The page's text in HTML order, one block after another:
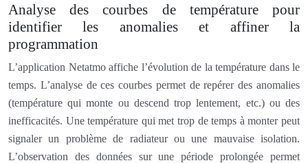
Analyse des courbes de température pour
identifier les anomalies et affiner la
programmation
L’application Netatmo affiche l’évolution de la température dans le
temps. L’analyse de ces courbes permet de repérer des anomalies
(température qui monte ou descend trop lentement, etc.) ou des
inefficacités. Une température qui met trop de temps à monter peut
signaler un problème de radiateur ou une mauvaise isolation.
L’observation des données sur une période prolongée permet